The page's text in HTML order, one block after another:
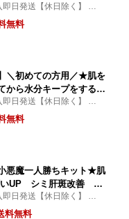
く潤い2キット／★肌を
ーンアップする基本の
日発送【休日除く】 ★潤
の嬉しいレビュー続出
が美肌マニア!美女肌瞬間
無料
＼初めての方用／★肌を
から水分キープをする肌
の2商品★ ニュービーキ
! fresca フレスカ 角
日発送【休日除く】 ★大
ト ★ 肌の変化に驚く ★
になる惚れ込む肌へ
無料
悪魔一人勝ちキット★肌
いUP シミ肝斑改善 艶
★ 潤艶雪肌イットガ
a girl kit! fresca フレス
日発送【休日除く】 ★大
3キット ★ 肌の変化に驚
料無料